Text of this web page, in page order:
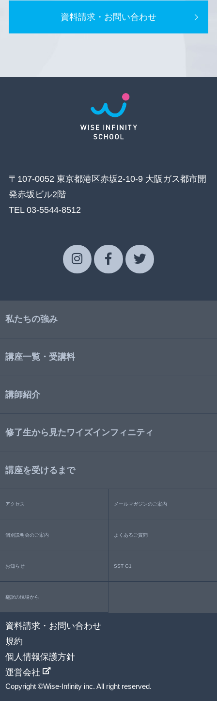
資料請求・お問い合わせ
〒107-0052 東京都港区赤坂2-10-9 大阪ガス都市開
発赤坂ビル2階
TEL 03-5544-8512
私たちの強み
講座一覧・受講料
講師紹介
修了生から見たワイズインフィニティ
講座を受けるまで
アクセス メールマガジンのご案内
個別説明会のご案内 よくあるご質問
お知らせ SST G1
翻訳の現場から
資料請求・お問い合わせ
規約
個人情報保護方針
運営会社
Copyright ©Wise-Infinity inc. All right reserved.